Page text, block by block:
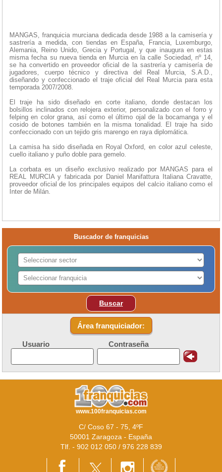
MANGAS, franquicia murciana dedicada desde 1988 a la camisería y
sastrería a medida, con tiendas en España, Francia, Luxemburgo,
Alemania, Reino Unido, Grecia y Portugal, y que inaugura en estas
misma fecha su nueva tienda en Murcia en la calle Sociedad, nº 14,
se ha convertido en proveedor oficial de la sastrería y camisería de
jugadores, cuerpo técnico y directiva del Real Murcia, S.A.D.,
diseñando y confeccionado el traje oficial del Real Murcia para esta
temporada 2007/2008.
El traje ha sido diseñado en corte italiano, donde destacan los
bolsillos inclinados con relojera exterior, personalizado con el forro y
felping en color grana, así como el último ojal de la bocamanga y el
cosido de botones también en la misma tonalidad. El traje ha sido
confeccionado con un tejido gris marengo en raya diplomática.
La camisa ha sido diseñada en Royal Oxford, en color azul celeste,
cuello italiano y puño doble para gemelo.
La corbata es un diseño exclusivo realizado por MANGAS para el
REAL MURCIA y fabricada por Daniel Manifattura Italiana Cravatte,
proveedor oficial de los principales equipos del calcio italiano como el
Inter de Milán.
Buscador de franquicias
Buscar
Área franquiciador:
Usuario Contraseña
www.100franquicias.com
C/ Coso 67 - 75, 4ºF
50001 Zaragoza - España
Tlf. - 902 012 050 / 976 228 839